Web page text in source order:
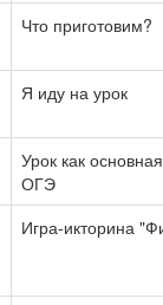
Что приготовим?
Я иду на урок
Урок как
ОГЭ
Игра-икторина